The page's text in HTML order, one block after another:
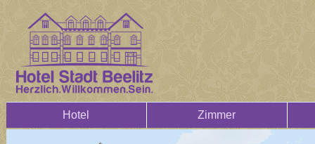
Hotel Zimmer